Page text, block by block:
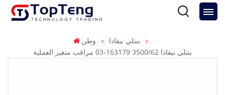
وطن
بنتلي نيفادا
بنتلي نيفادا 3500/62 163179-03 مراقب متغير العملية